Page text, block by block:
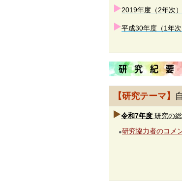
2019年度（2年次）
平成30年度（1年次
【研究テーマ】
令和7年度 研究の
●研究協力者のコメ